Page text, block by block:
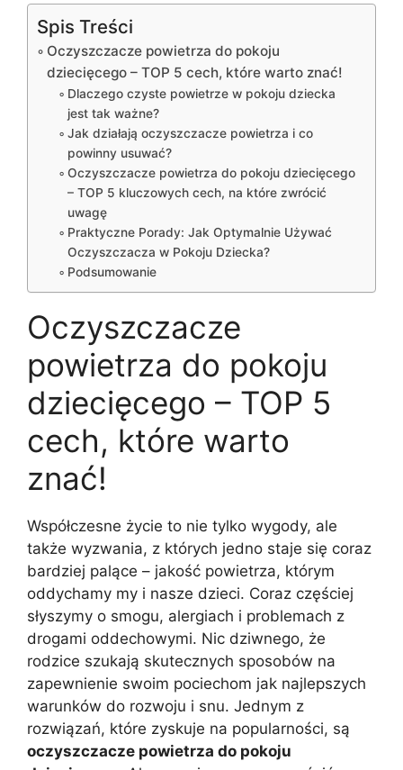
Spis Treści
Oczyszczacze powietrza do pokoju
dziecięcego – TOP 5 cech, które warto znać!
Dlaczego czyste powietrze w pokoju dziecka
jest tak ważne?
Jak działają oczyszczacze powietrza i co
powinny usuwać?
Oczyszczacze powietrza do pokoju dziecięcego
– TOP 5 kluczowych cech, na które zwrócić
uwagę
Praktyczne Porady: Jak Optymalnie Używać
Oczyszczacza w Pokoju Dziecka?
Podsumowanie
Oczyszczacze
powietrza do pokoju
dziecięcego – TOP 5
cech, które warto
znać!
Współczesne życie to nie tylko wygody, ale
także wyzwania, z których jedno staje się coraz
bardziej palące – jakość powietrza, którym
oddychamy my i nasze dzieci. Coraz częściej
słyszymy o smogu, alergiach i problemach z
drogami oddechowymi. Nic dziwnego, że
rodzice szukają skutecznych sposobów na
zapewnienie swoim pociechom jak najlepszych
warunków do rozwoju i snu. Jednym z
rozwiązań, które zyskuje na popularności, są
oczyszczacze powietrza do pokoju